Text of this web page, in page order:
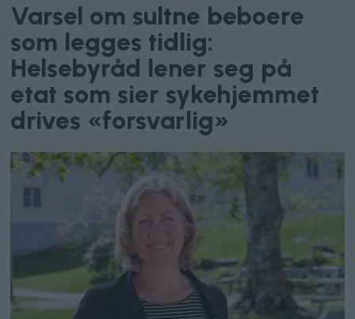
Varsel om sultne beboere
som legges tidlig:
Helsebyråd lener seg på
etat som sier sykehjemmet
drives «forsvarlig»